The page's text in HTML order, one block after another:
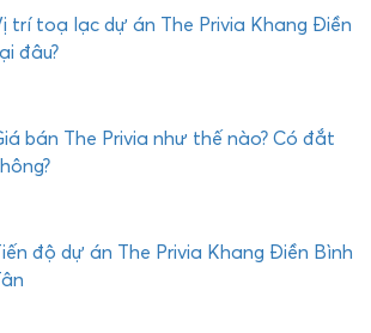
trí toạ lạc dự án The Privia Khang Điền
đâu?
bán The Privia như thế nào? Có đắt
độ dự án The Privia Khang Điền Bình